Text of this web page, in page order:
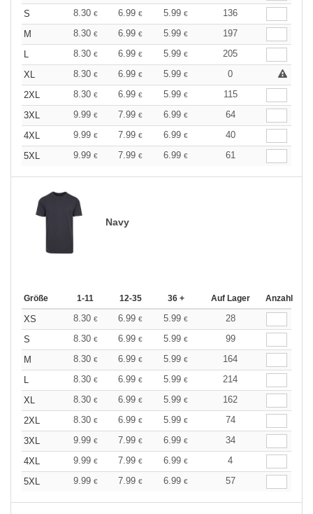
S
8.30 € 6.99 € 5.99 €
136
M
8.30 € 6.99 € 5.99 €
197
8.30 € 6.99 € 5.99 €
205
XL
8.30 € 6.99 € 5.99 €
0
2XL
8.30 € 6.99 € 5.99 €
115
3XL
9.99 € 7.99 € 6.99 €
64
4XL
9.99 € 7.99 € 6.99 €
40
5XL
9.99 € 7.99 € 6.99 € 61
Navy
Größe 1-11 12-35 36 + Auf Lager Anzahl
XS 8.30 € 6.99 € 5.99 €
28
S
8.30 € 6.99 € 5.99 €
99
M
8.30 € 6.99 € 5.99 €
164
8.30 € 6.99 € 5.99 €
214
XL
8.30 € 6.99 € 5.99 €
162
2XL
8.30 € 6.99 € 5.99 €
74
3XL
9.99 € 7.99 € 6.99 €
34
4XL
9.99 € 7.99 € 6.99 €
4
5XL
9.99 € 7.99 € 6.99 € 57